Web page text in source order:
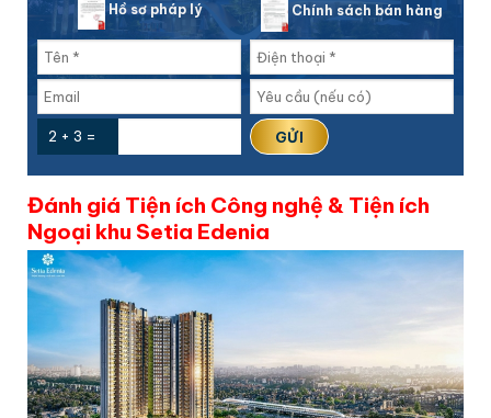
Hồ sơ pháp lý Chính sách bán hàng
2 + 3 =
Đánh giá Tiện ích Công nghệ & Tiện ích
Ngoại khu Setia Edenia